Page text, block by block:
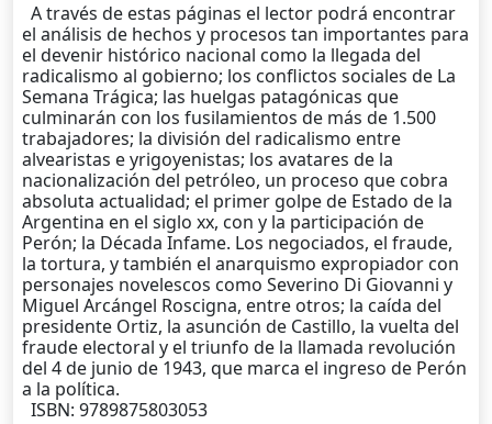
A través de estas páginas el lector podrá encontrar
el análisis de hechos y procesos tan importantes para
el devenir histórico nacional como la llegada del
radicalismo al gobierno; los conflictos sociales de La
Semana Trágica; las huelgas patagónicas que
culminarán con los fusilamientos de más de 1.500
trabajadores; la división del radicalismo entre
alvearistas e yrigoyenistas; los avatares de la
nacionalización del petróleo, un proceso que cobra
absoluta actualidad; el primer golpe de Estado de la
Argentina en el siglo xx, con y la participación de
Perón; la Década Infame. Los negociados, el fraude,
la tortura, y también el anarquismo expropiador con
personajes novelescos como Severino Di Giovanni y
Miguel Arcángel Roscigna, entre otros; la caída del
presidente Ortiz, la asunción de Castillo, la vuelta del
fraude electoral y el triunfo de la llamada revolución
del 4 de junio de 1943, que marca el ingreso de Perón
a la política.
ISBN: 9789875803053